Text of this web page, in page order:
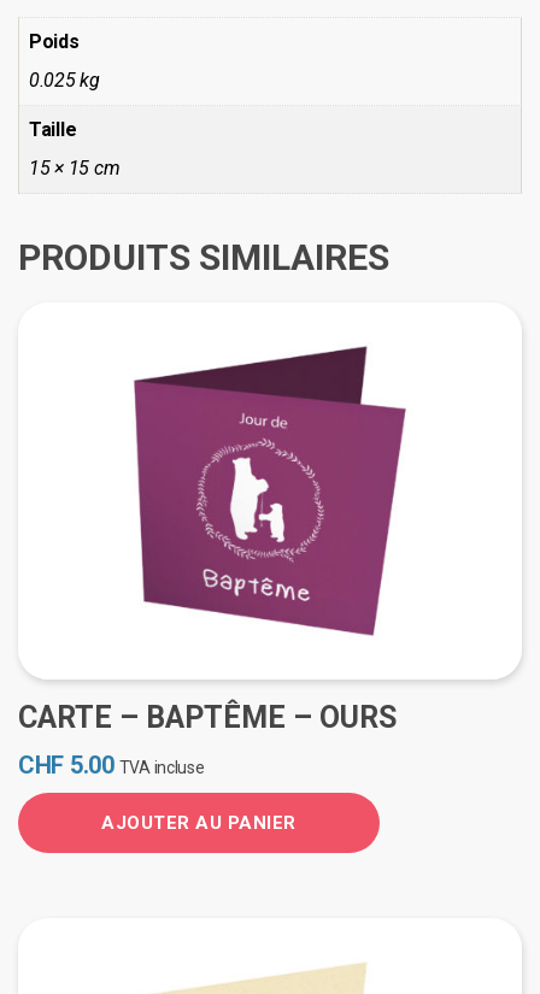
Poids
0.025 kg
Taille
15 × 15 cm
PRODUITS SIMILAIRES
CARTE – BAPTÊME – OURS
CHF 5.00 TVA incluse
AJOUTER AU PANIER